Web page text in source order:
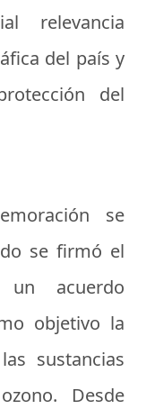
relevancia
del país y
del
se
se firmó el
un acuerdo
objetivo la
sustancias
Desde